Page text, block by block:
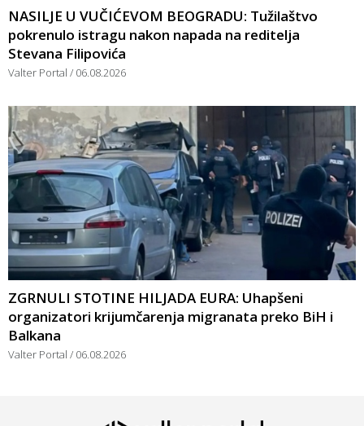
NASILJE U VUČIĆEVOM BEOGRADU: Tužilaštvo
pokrenulo istragu nakon napada na reditelja
Stevana Filipovića
Valter Portal 06.08.2026
ZGRNULI STOTINE HILJADA EURA: Uhapšeni
organizatori krijumčarenja migranata preko BiH i
Balkana
Valter Portal 06.08.2026